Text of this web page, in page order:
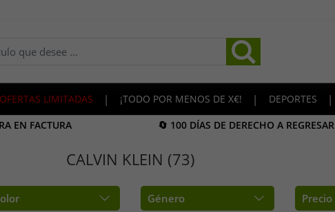
OFERTAS LIMITADAS | ¡TODO POR MENOS DE X€! | DEPORTES |
EN FACTURA 🔄 100 DÍAS DE DERECHO A REGRESAR
CALVIN KLEIN (73)
Género Precio